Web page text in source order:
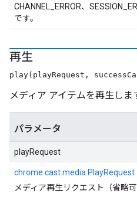
CHANNEL_ERROR、
です。
再生
play(playRequest,
メディア アイテムを再生しま
パラメータ
playRequest
chrome.cast.media.PlayRequest
メディア再生リクエスト（省略可